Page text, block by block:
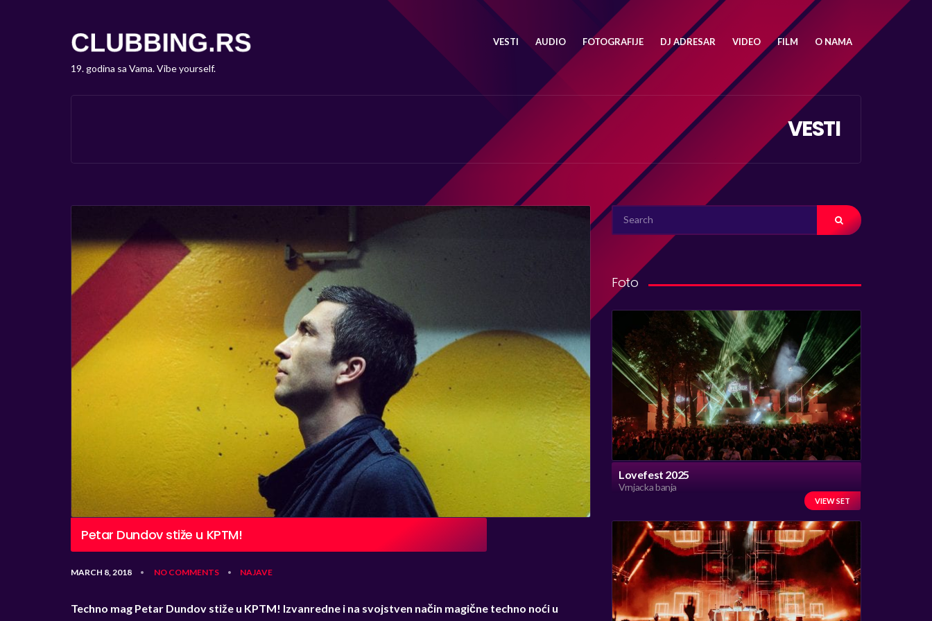
19. godina sa Vama. Vibe yourself.
VESTI AUDIO FOTOGRAFIJE DJ ADRESAR VIDEO FILM O NAMA
VESTI
Petar Dundov stiže u KPTM!
MARCH 8, 2018 • NO COMMENTS • NAJAVE
Techno mag Petar Dundov stiže u KPTM! Izvanredne i na svojstven način magične techno noći u
SEARCH
FOR:
Foto
Lovefest 2025
Vrnjacka banja
VIEW SET